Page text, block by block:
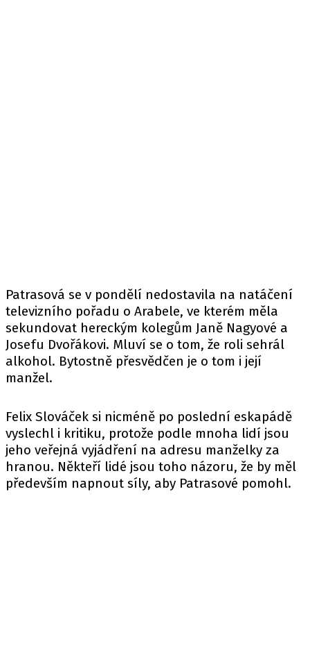
Patrasová se v pondělí nedostavila na natáčení
televizního pořadu o Arabele, ve kterém měla
sekundovat hereckým kolegům Janě Nagyové a
Josefu Dvořákovi. Mluví se o tom, že roli sehrál
alkohol. Bytostně přesvědčen je o tom i její
manžel.
Felix Slováček si nicméně po poslední eskapádě
vyslechl i kritiku, protože podle mnoha lidí jsou
jeho veřejná vyjádření na adresu manželky za
hranou. Někteří lidé jsou toho názoru, že by měl
především napnout síly, aby Patrasové pomohl.